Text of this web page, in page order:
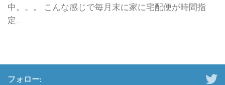
中。。。 こんな感じで毎月末に家に宅配便が時間指
定...
フォロー: